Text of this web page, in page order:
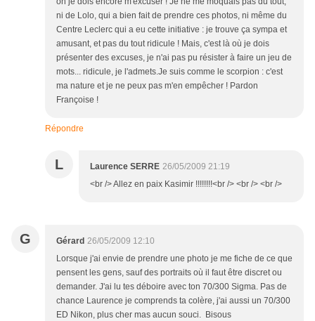
ni de Lolo, qui a bien fait de prendre ces photos, ni même du
Centre Leclerc qui a eu cette initiative : je trouve ça sympa et
amusant, et pas du tout ridicule ! Mais, c'est là où je dois
présenter des excuses, je n'ai pas pu résister à faire un jeu de
mots... ridicule, je l'admets.Je suis comme le scorpion : c'est
ma nature et je ne peux pas m'en empêcher ! Pardon
Françoise !
Répondre
L Laurence SERRE 26/05/2009 21:19
<br /> Allez en paix Kasimir !!!!!!!!<br /> <br /> <br />
G Gérard 26/05/2009 12:10
Lorsque j'ai envie de prendre une photo je me fiche de ce que
pensent les gens, sauf des portraits où il faut être discret ou
demander. J'ai lu tes déboire avec ton 70/300 Sigma. Pas de
chance Laurence je comprends ta colère, j'ai aussi un 70/300
ED Nikon, plus cher mas aucun souci. Bisous